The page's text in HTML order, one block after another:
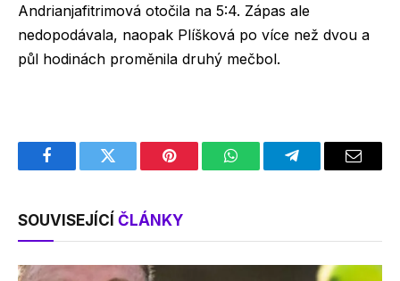
Andrianjafitrimová otočila na 5:4. Zápas ale
nedopodávala, naopak Plíšková po více než dvou a
půl hodinách proměnila druhý mečbol.
FacebookTwitter Pinterest WhatsAppTelegramEmail
SOUVISEJÍCÍ ČLÁNKY